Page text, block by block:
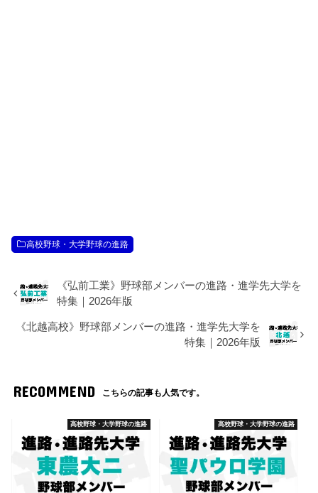
高校野球・大学野球の進路
《弘前工業》野球部メンバーの進路・進学先大学を
特集｜2026年版
《北越高校》野球部メンバーの進路・進学先大学を
特集｜2026年版
RECOMMEND こちらの記事も人気です。
高校野球・大学野球の進路 高校野球・大学野球の進路